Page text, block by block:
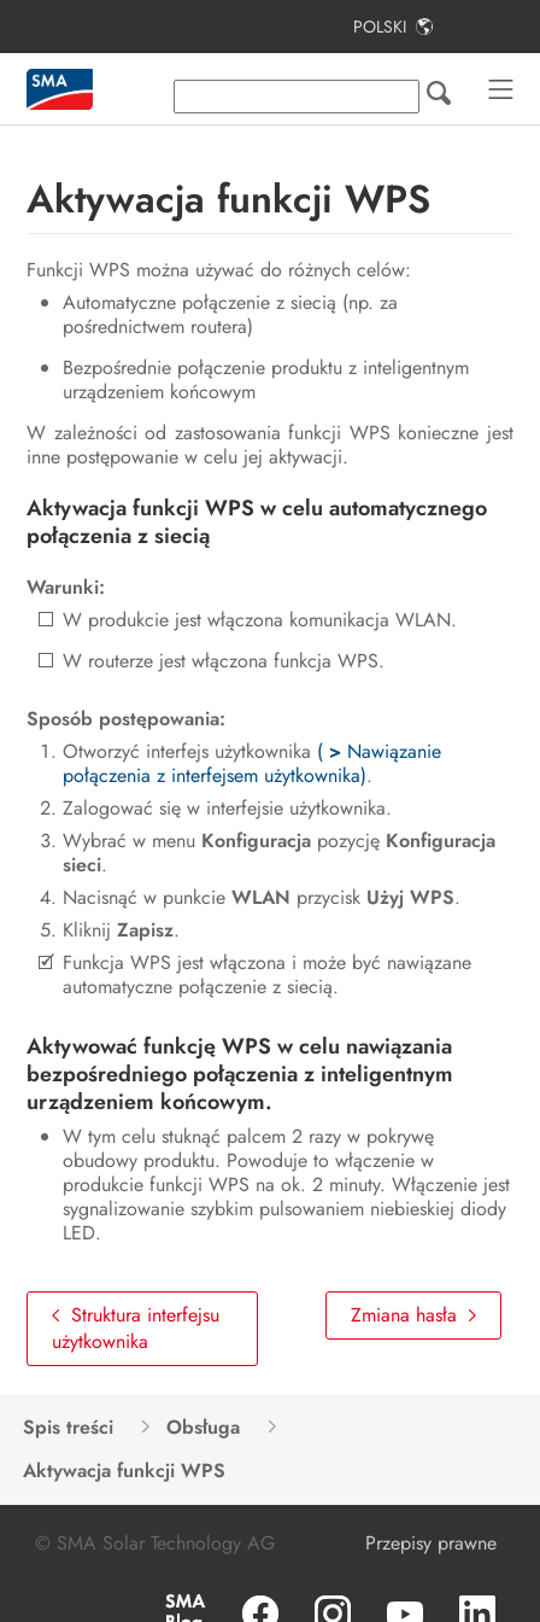
POLSKI
Aktywacja funkcji WPS
Funkcji WPS można używać do różnych celów:
Automatyczne połączenie z siecią (np. za
pośrednictwem routera)
Bezpośrednie połączenie produktu z inteligentnym
urządzeniem końcowym
W zależności od zastosowania funkcji WPS konieczne jest
inne postępowanie w celu jej aktywacji.
Aktywacja funkcji WPS w celu automatycznego
połączenia z siecią
Warunki:
W produkcie jest włączona komunikacja WLAN.
W routerze jest włączona funkcja WPS.
Sposób postępowania:
Otworzyć interfejs użytkownika ( > Nawiązanie
połączenia z interfejsem użytkownika).
Zalogować się w interfejsie użytkownika.
Wybrać w menu Konfiguracja pozycję Konfiguracja
sieci.
Nacisnąć w punkcieWLAN przycisk Użyj WPS.
KliknijZapisz.
Funkcja WPS jest włączona i może być nawiązane
automatyczne połączenie z siecią.
Aktywować funkcję WPS w celu nawiązania
bezpośredniego połączenia z inteligentnym
urządzeniem końcowym.
W tym celu stuknąć palcem 2 razy w pokrywę
obudowy produktu. Powoduje to włączenie w
produkcie funkcji WPS na ok. 2 minuty. Włączenie jest
sygnalizowanie szybkim pulsowaniem niebieskiej diody
LED.
Struktura interfejsu
użytkownika
Zmiana hasła
Spis treści
Obsługa
Aktywacja funkcji WPS
© SMA Solar Technology AG Przepisy prawne
Spis treści
Informacje na temat niniejszego
Bezpieczeństwo
Widok urządzenia
Montaż
Podłączenie elektryczne
Uruchomienie
Obsługa
Odłączanie produktu od napięcia
Obsługa techniczna
Czyszczenie produktu
Diagnostyka błędów
Wyłączenie produktu z eksploatacji
Sposób postępowania przy
otrzymaniu urządzenia zastępczego
Utylizacja
Dane techniczne
Akcesoria
Części zamienne
Kontakt
Deklaracja zgodności UE